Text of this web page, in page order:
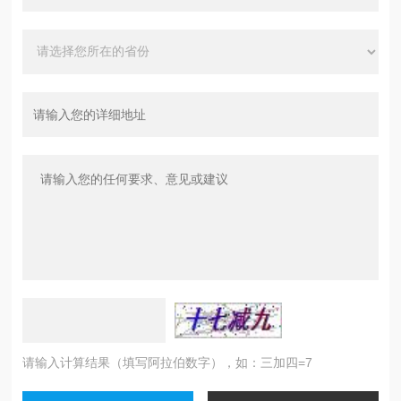
请输入计算结果（填写阿拉伯数字），如：三加四=7